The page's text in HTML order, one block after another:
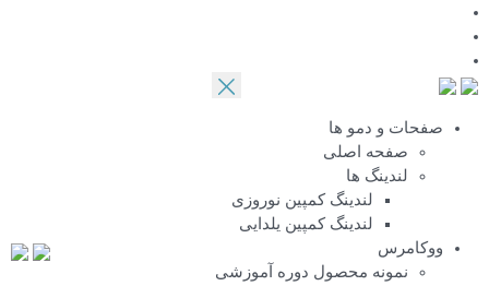
صفحات و دمو ها
صفحه اصلی
لندینگ ها
لندینگ کمپین نوروزی
لندینگ کمپین یلدایی
ووکامرس
نمونه محصول دوره آموزشی